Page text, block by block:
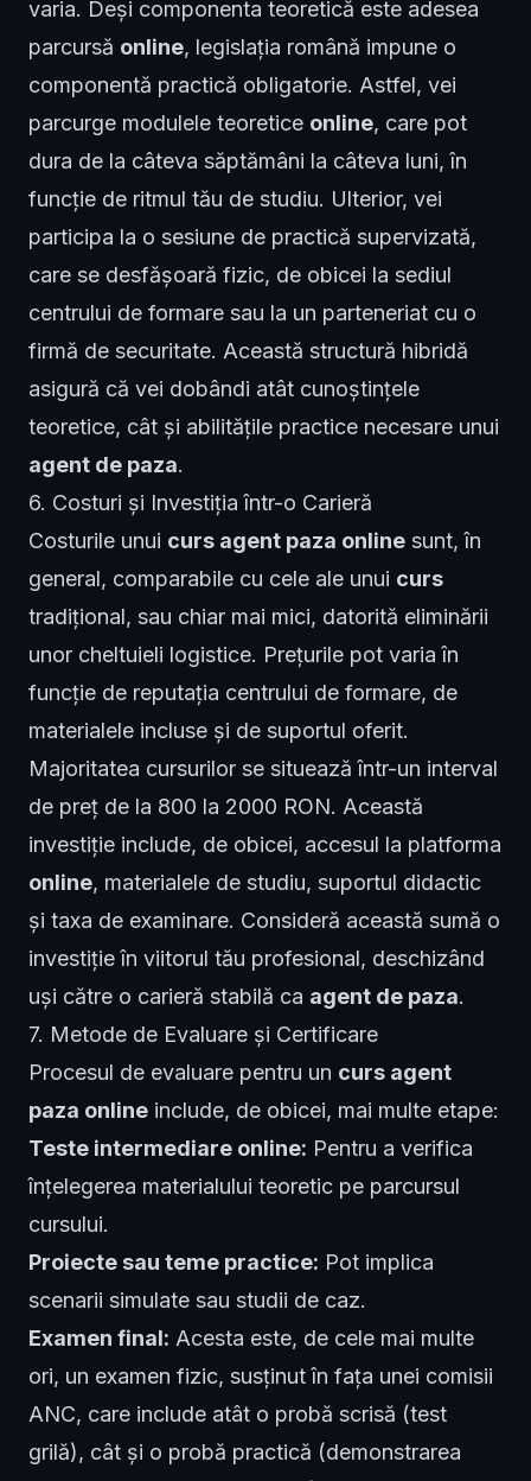
varia. Deși componenta teoretică este adesea
parcursă online, legislația română impune o
componentă practică obligatorie. Astfel, vei
parcurge modulele teoretice online, care pot
dura de la câteva săptămâni la câteva luni, în
funcție de ritmul tău de studiu. Ulterior, vei
participa la o sesiune de practică supervizată,
care se desfășoară fizic, de obicei la sediul
centrului de formare sau la un parteneriat cu o
firmă de securitate. Această structură hibridă
asigură că vei dobândi atât cunoștințele
teoretice, cât și abilitățile practice necesare unui
agent de paza.
6. Costuri și Investiția într-o Carieră
Costurile unui curs agent paza online sunt, în
general, comparabile cu cele ale unui curs
tradițional, sau chiar mai mici, datorită eliminării
unor cheltuieli logistice. Prețurile pot varia în
funcție de reputația centrului de formare, de
materialele incluse și de suportul oferit.
Majoritatea cursurilor se situează într-un interval
de preț de la 800 la 2000 RON. Această
investiție include, de obicei, accesul la platforma
online, materialele de studiu, suportul didactic
și taxa de examinare. Consideră această sumă o
investiție în viitorul tău profesional, deschizând
uși către o carieră stabilă ca agent de paza.
7. Metode de Evaluare și Certificare
Procesul de evaluare pentru un curs agent
paza online include, de obicei, mai multe etape:
Teste intermediare online: Pentru a verifica
înțelegerea materialului teoretic pe parcursul
cursului.
Proiecte sau teme practice: Pot implica
scenarii simulate sau studii de caz.
Examen final: Acesta este, de cele mai multe
ori, un examen fizic, susținut în fața unei comisii
ANC, care include atât o probă scrisă (test
grilă), cât și o probă practică (demonstrarea